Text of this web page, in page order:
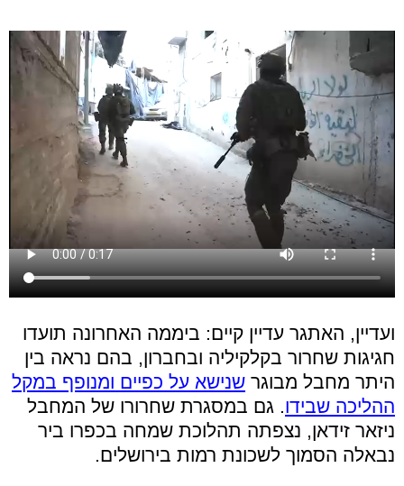
ועדיין, האתגר עדיין קיים: ביממה האחרונה תועדו
חגיגות שחרור בקלקיליה ובחברון, בהם נראה בין
היתר מחבל מבוגר שנישא על כפיים ומנופף במקל
ההליכה שבידו. גם במסגרת שחרורו של המחבל
ניזאר זידאן, נצפתה תהלוכת שמחה בכפרו ביר
נבאלה הסמוך לשכונת רמות בירושלים.